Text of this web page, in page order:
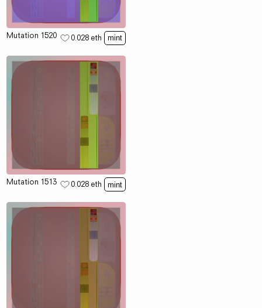
Mutation 1520 0.028 eth mint
Mutation 1513 0.028 eth mint